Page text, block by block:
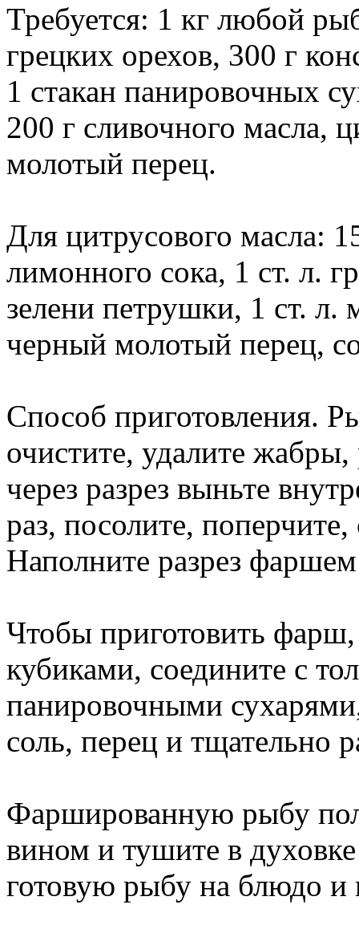
Требуется: 1 кг любой
грецких орехов, 300 г
1 стакан панировочных
200 г сливочного масла,
молотый перец.
Для цитрусового масла:
лимонного сока, 1 ст. л.
зелени петрушки, 1 ст. л.
черный молотый перец,
Способ приготовления.
очистите, удалите
через разрез выньте
раз, посолите,
Наполните разрез
Чтобы приготовить
кубиками, соедините с
панировочными
соль, перец и тщательно
Фаршированную рыбу
вином и тушите в
готовую рыбу на блюдо и